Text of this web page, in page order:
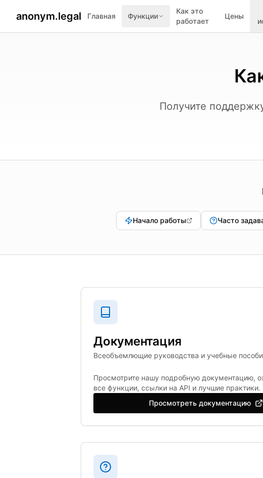
anonym.legal Главная Функции
Как это
работает
Цены
Получите
Начало работы Часто
Документация
Всеобъемлющие руководства и учебные
Просмотрите нашу подробную документацию,
все функции, ссылки на API и лучшие практики.
Просмотреть документацию